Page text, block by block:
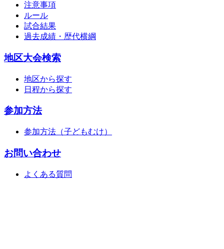
注意事項
ルール
試合結果
過去成績・歴代横綱
地区大会検索
地区から探す
日程から探す
参加方法
参加方法（子どもむけ）
お問い合わせ
よくある質問